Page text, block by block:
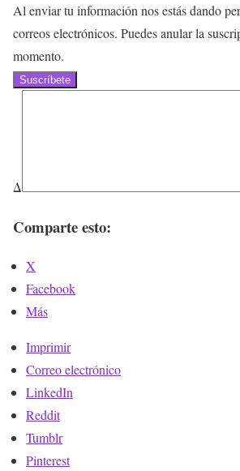
Al enviar tu información nos estás dando
correos electrónicos. Puedes anular la
momento.
Suscríbete
Δ
Comparte esto:
X
Facebook
Más
Imprimir
Correo electrónico
LinkedIn
Reddit
Tumblr
Pinterest